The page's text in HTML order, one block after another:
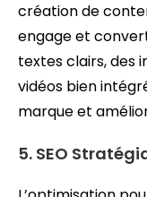
création de
engage et
textes clairs, des
vidéos bien
marque et
5. SEO